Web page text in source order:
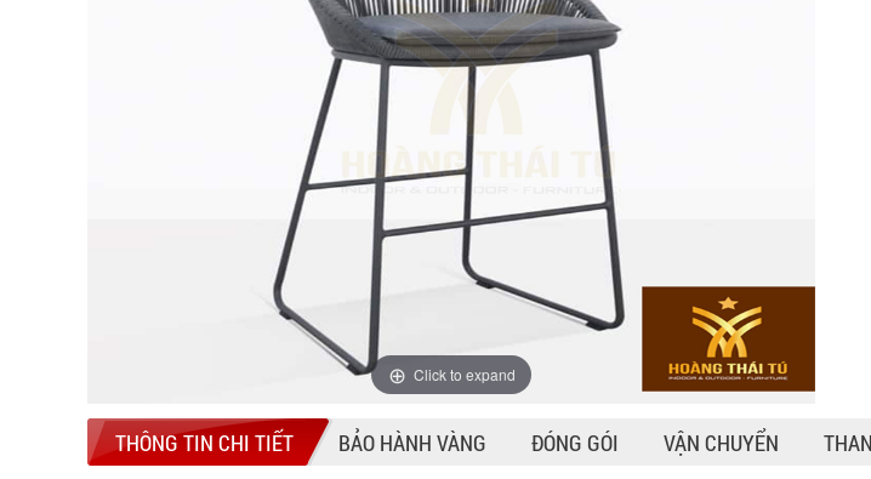
Click to expand
THÔNG TIN CHI TIẾT BẢO HÀNH VÀNG ĐÓNG GÓI VẬN CHUYỂN